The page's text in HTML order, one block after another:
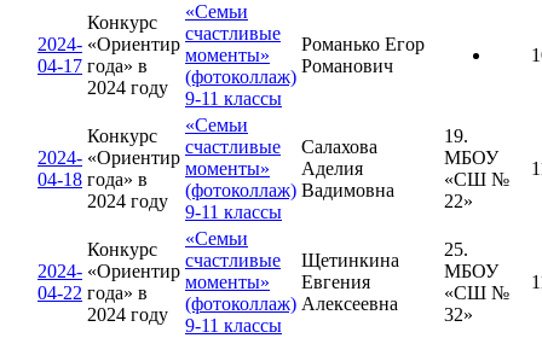
2024-
04-17
Конкурс
«Ориентир
года» в
2024 году
«Семьи
счастливые
моменты»
(фотоколлаж)
9-11 классы
Романько Егор
Романович
2024-
04-18
Конкурс
«Ориентир
года» в
2024 году
«Семьи
счастливые
моменты»
(фотоколлаж)
9-11 классы
Салахова
Аделия
Вадимовна
19.
МБОУ
«СШ №
22»
2024-
04-22
Конкурс
«Ориентир
года» в
2024 году
«Семьи
счастливые
моменты»
(фотоколлаж)
9-11 классы
Щетинкина
Евгения
Алексеевна
25.
МБОУ
«СШ №
32»